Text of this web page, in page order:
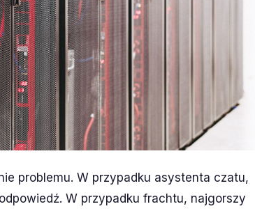
problemu. W przypadku asystenta czatu,
W przypadku frachtu, najgorszy